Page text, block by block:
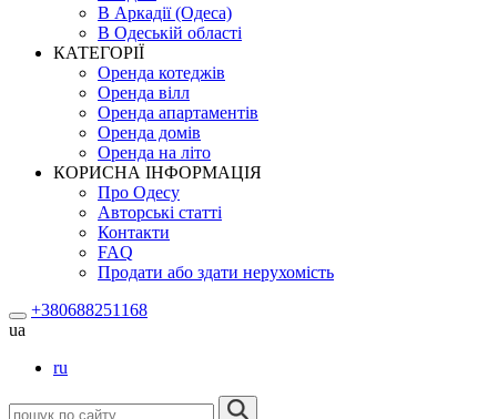
В Аркадії (Одеса)
В Одеській області
КАТЕГОРІЇ
Оренда котеджів
Оренда вілл
Оренда апартаментів
Оренда домів
Оренда на літо
КОРИСНА ІНФОРМАЦІЯ
Про Одесу
Авторські статті
Контакти
FAQ
Продати або здати нерухомість
+380688251168
ua
ru